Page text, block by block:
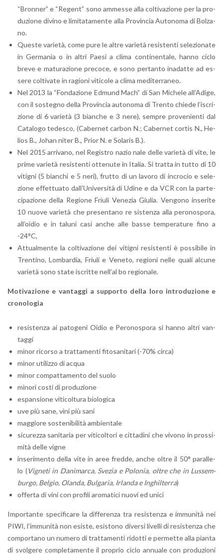
“Bron­ner” e “Re­gent” sono am­mes­se alla col­ti­va­zio­ne per la pro­
du­zio­ne di­vi­no e li­mi­ta­ta­men­te alla Pro­vin­cia Au­to­no­ma di Bol­za­
no.
Que­ste va­rie­tà, come pure le altre va­rie­tà re­si­sten­ti se­le­zio­na­te
in Ger­ma­nia o in altri Paesi a clima con­ti­nen­ta­le, hanno ciclo
breve e ma­tu­ra­zio­ne pre­co­ce, e sono per­tan­to ina­dat­te ad es­
se­re col­ti­va­te in ra­gio­ni vi­ti­co­le a clima me­di­ter­ra­neo.
Nel 2013 la “Fon­da­zio­ne Ed­mund Mach” di San Mi­che­le al­l’A­di­ge,
con il so­ste­gno della Pro­vin­cia au­to­no­ma di Tren­to chie­de l’i­scri­
zio­ne di 6 va­rie­tà (3 bian­che e 3 nere), sem­pre pro­ve­nien­ti dal
Ca­ta­lo­go te­de­sco, (Ca­ber­net car­bon N.; Ca­ber­net cor­tis N., He­
lios B., Johan niter B., Prior N. e So­la­ris B.).
Nel 2015 ar­ri­va­no, nel Re­gi­stro nazio nale delle va­rie­tà di vite, le
prime va­rie­tà re­si­sten­ti ot­te­nu­te in Ita­lia. Si trat­ta in tutto di 10
vi­ti­gni (5 bian­chi e 5 neri), frut­to di un la­vo­ro di in­cro­cio e se­le­
zio­ne ef­fet­tua­to dal­l’U­ni­ver­si­tà di Udine e da VCR con la par­te­
ci­pa­zio­ne della Re­gio­ne Friu­li Ve­ne­zia Giu­lia. Ven­go­no in­se­ri­te
10 nuove va­rie­tà che pre­sen­ta­no re si­sten­za alla pe­ro­no­spo­ra,
al­l’oi­dio e in ta­lu­ni casi anche alle basse tem­pe­ra­tu­re fino a
-24°C,
At­tual­men­te la col­ti­va­zio­ne dei vi­ti­gni re­si­sten­ti è pos­si­bi­le in
Tren­ti­no, Lom­bar­dia, Friu­li e Ve­ne­to, re­gio­ni nelle quali al­cu­ne
va­rie­tà sono state iscrit­te nel­l’al bo re­gio­na­le.
Mo­ti­va­zio­ne e van­tag­gi a sup­por­to della loro in­tro­du­zio­ne e
cro­no­lo­gia
re­si­sten­za ai pa­to­ge­ni Oidio e Pe­ro­no­spo­ra si hanno altri van­
tag­gi
minor ri­cor­so a trat­ta­men­ti fi­to­sa­ni­ta­ri (-70% circa)
minor uti­liz­zo di acqua
minor com­pat­ta­men­to del suolo
mi­no­ri costi di pro­du­zio­ne
espan­sio­ne vi­ti­col­tu­ra bio­lo­g­i­ca
uve più sane, vini più sani
mag­gio­re so­ste­ni­bi­li­tà am­bien­ta­le
si­cu­rez­za sa­ni­ta­ria per vi­ti­col­to­ri e cit­ta­di­ni che vi­vo­no in pros­si­
mi­tà delle vigne
in­se­ri­men­to della vite in aree fred­de, anche oltre il 50° pa­ral­le­
lo (Vi­gne­ti in Da­ni­mar­ca, Sve­zia e Po­lo­nia, oltre che in Lus­sem­
bur­go, Bel­gio, Olan­da, Bul­ga­ria, Ir­lan­da e In­ghil­ter­ra)
of­fer­ta di vini con pro­fi­li aro­ma­ti­ci nuovi ed unici
Im­por­tan­te spe­ci­fi­ca­re la dif­fe­ren­za tra re­si­sten­za e im­mu­ni­tà nei
PIWI, l’im­mu­ni­tà non esi­ste, esi­sto­no di­ver­si li­vel­li di re­si­sten­za che
com­por­ta­no un nu­me­ro di trat­ta­men­ti ri­dot­ti e per­met­te alla pian­ta
di svol­ge­re com­ple­ta­men­te il pro­prio ciclo an­nua­le con pro­du­zio­ni